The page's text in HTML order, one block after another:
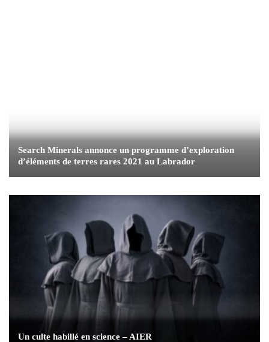
Search Minerals annonce un programme d’exploration
d’éléments de terres rares 2021 au Labrador
Un culte habillé en science – AIER